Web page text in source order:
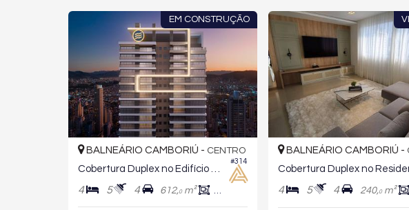
EM CONSTRUÇÃO
#314
BALNEÁRIO CAMBORIÚ - CENTRO
4 5 4 612,0m² 451,
BALNEÁRIO CAMBORIÚ -
4 5 4 240,0m²